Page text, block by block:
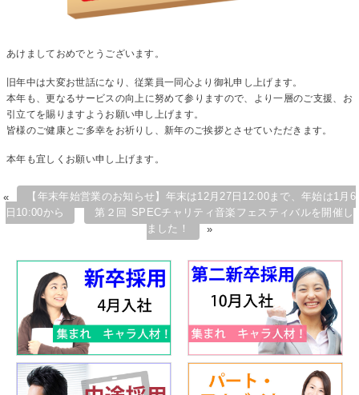
あけましておめでとうございます。
旧年中は大変お世話になり、従業員一同心より御礼申し上げます。
本年も、更なるサービスの向上に努めて参りますので、より一層のご支援、お
引立てを賜りますようお願い申し上げます。
皆様のご健康とご多幸をお祈りし、新年のご挨拶とさせていただきます。
本年も宜しくお願い申し上げます。
«
【年末年始営業のお知らせ】年末は12月27日12:00まで、年始は1月6
日10:00から
第２回 SPECチャリティ音楽フェスティバルを開催し
ました！
»